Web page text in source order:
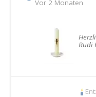
Vor 2 Monaten
Rudi